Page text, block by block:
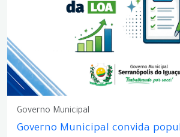
Governo Municipal
Governo Municipal convida